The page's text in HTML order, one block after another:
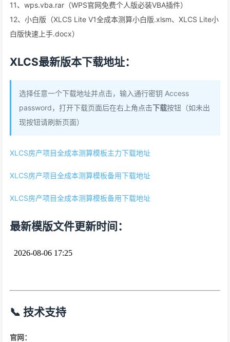
11、wps.vba.rar（WPS官网免费个人版必装VBA插件）
12、小白版（XLCS Lite V1全成本测算小白版.xlsm、XLCS Lite小
白版快速上手.docx）
XLCS最新版本下载地址：
选择任意一个下载地址并点击，输入通行密钥 Access
password，打开下载页面后在右上角点击下载按钮（如未出
现按钮请刷新页面）
XLCS房产项目全成本测算模板主力下载地址
XLCS房产项目全成本测算模板备用下载地址
XLCS房产项目全成本测算模板备用下载地址
最新模版文件更新时间：
📞 技术支持
官网：